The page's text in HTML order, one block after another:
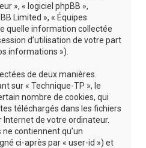
», « logiciel phpBB »,
Limited », « Équipes
quelle information collectée
d’utilisation de votre part
informations »).
de deux manières.
sur « Technique-TP », le
nombre de cookies, qui
téléchargés dans les fichiers
de votre ordinateur.
contiennent qu’un
ci-après par « user-id ») et